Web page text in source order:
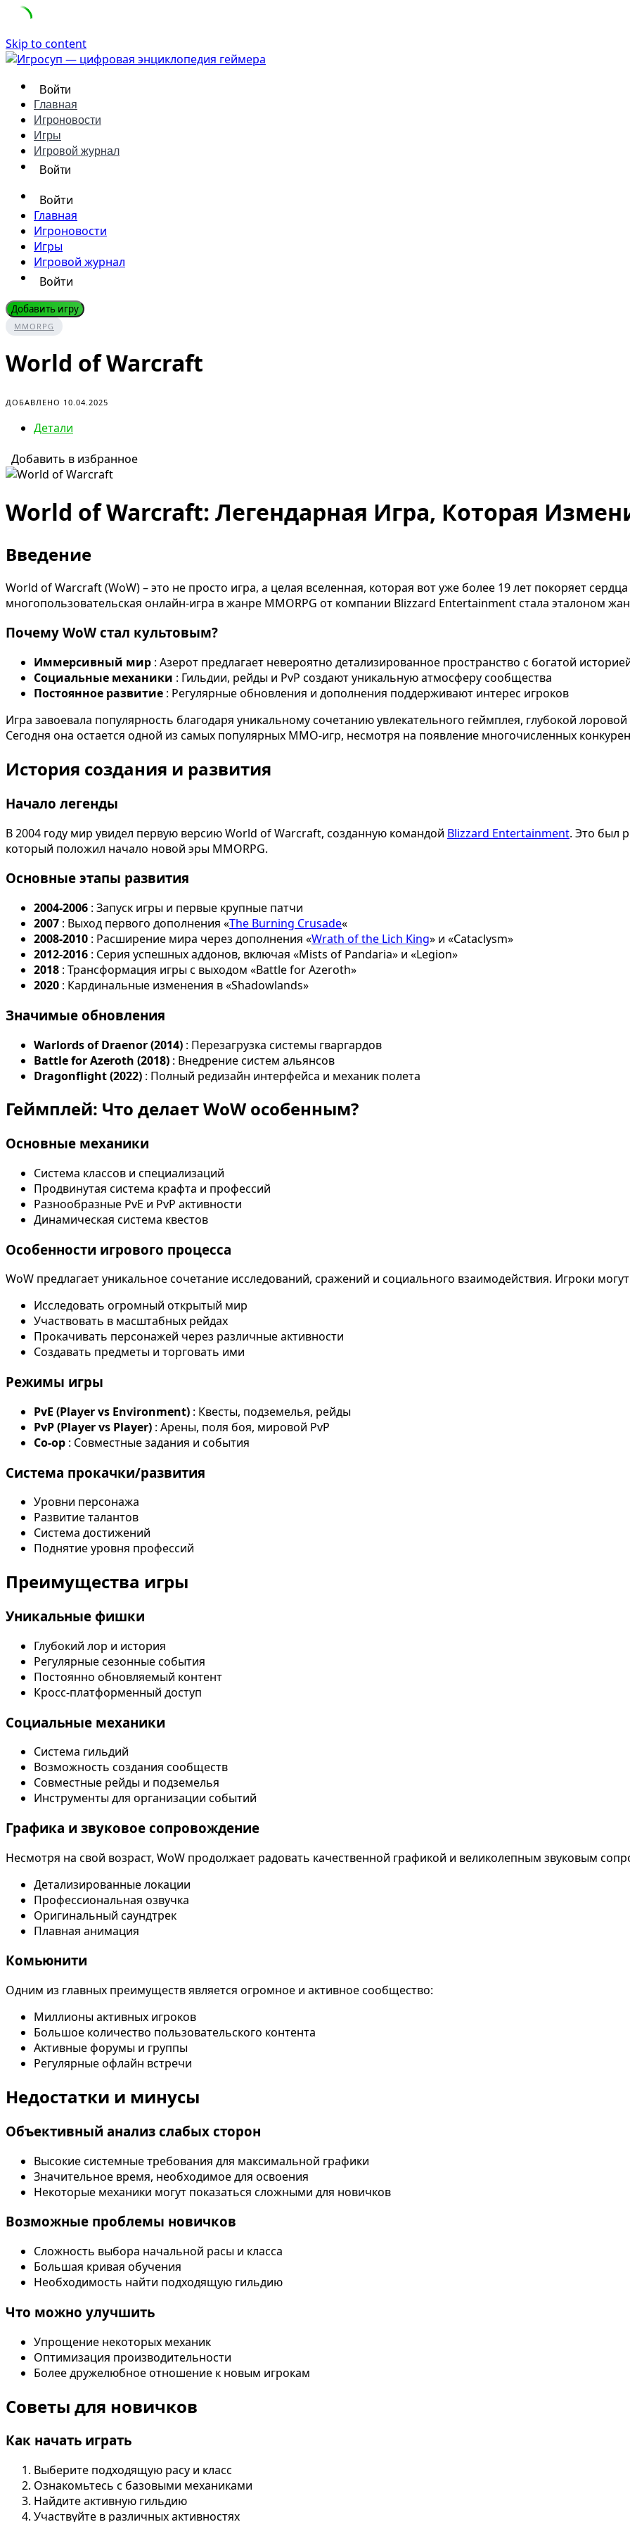
Skip to content
Войти
Главная
Игроновости
Игры
Игровой журнал
Войти
Войти
Главная
Игроновости
Игры
Игровой журнал
Войти
Добавить игру
MMORPG
World of Warcraft
ДОБАВЛЕНО 10.04.2025
Детали
Добавить в избранное
World of Warcraft: Легендарная Игра, Которая
Введение
World of Warcraft (WoW) – это не просто игра, а целая вселенная, которая вот уже более 19 лет покоряет
многопользовательская онлайн-игра в жанре MMORPG от компании Blizzard Entertainment стала эталоном
Почему WoW стал культовым?
Иммерсивный мир : Азерот предлагает невероятно детализированное пространство с богатой
Социальные механики : Гильдии, рейды и PvP создают уникальную атмосферу сообщества
Постоянное развитие : Регулярные обновления и дополнения поддерживают интерес игроков
Игра завоевала популярность благодаря уникальному сочетанию увлекательного геймплея, глубокой
Сегодня она остается одной из самых популярных MMO-игр, несмотря на появление многочисленных
История создания и развития
Начало легенды
В 2004 году мир увидел первую версию World of Warcraft, созданную командой Blizzard Entertainment. Это был
который положил начало новой эры MMORPG.
Основные этапы развития
2004-2006 : Запуск игры и первые крупные патчи
2007 : Выход первого дополнения «The Burning Crusade«
2008-2010 : Расширение мира через дополнения «Wrath of the Lich King» и «Cataclysm»
2012-2016 : Серия успешных аддонов, включая «Mists of Pandaria» и «Legion»
2018 : Трансформация игры с выходом «Battle for Azeroth»
2020 : Кардинальные изменения в «Shadowlands»
Значимые обновления
Warlords of Draenor (2014) : Перезагрузка системы гваргардов
Battle for Azeroth (2018) : Внедрение систем альянсов
Dragonflight (2022) : Полный редизайн интерфейса и механик полета
Геймплей: Что делает WoW особенным?
Основные механики
Система классов и специализаций
Продвинутая система крафта и профессий
Разнообразные PvE и PvP активности
Динамическая система квестов
Особенности игрового процесса
WoW предлагает уникальное сочетание исследований, сражений и социального взаимодействия. Игроки
Исследовать огромный открытый мир
Участвовать в масштабных рейдах
Прокачивать персонажей через различные активности
Создавать предметы и торговать ими
Режимы игры
PvE (Player vs Environment) : Квесты, подземелья, рейды
PvP (Player vs Player) : Арены, поля боя, мировой PvP
Co-op : Совместные задания и события
Система прокачки/развития
Уровни персонажа
Развитие талантов
Система достижений
Поднятие уровня профессий
Преимущества игры
Уникальные фишки
Глубокий лор и история
Регулярные сезонные события
Постоянно обновляемый контент
Кросс-платформенный доступ
Социальные механики
Система гильдий
Возможность создания сообществ
Совместные рейды и подземелья
Инструменты для организации событий
Графика и звуковое сопровождение
Несмотря на свой возраст, WoW продолжает радовать качественной графикой и великолепным звуковым
Детализированные локации
Профессиональная озвучка
Оригинальный саундтрек
Плавная анимация
Комьюнити
Одним из главных преимуществ является огромное и активное сообщество:
Миллионы активных игроков
Большое количество пользовательского контента
Активные форумы и группы
Регулярные офлайн встречи
Недостатки и минусы
Объективный анализ слабых сторон
Высокие системные требования для максимальной графики
Значительное время, необходимое для освоения
Некоторые механики могут показаться сложными для новичков
Возможные проблемы новичков
Сложность выбора начальной расы и класса
Большая кривая обучения
Необходимость найти подходящую гильдию
Что можно улучшить
Упрощение некоторых механик
Оптимизация производительности
Более дружелюбное отношение к новым игрокам
Советы для новичков
Как начать играть
Выберите подходящую расу и класс
Ознакомьтесь с базовыми механиками
Найдите активную гильдию
Участвуйте в различных активностях